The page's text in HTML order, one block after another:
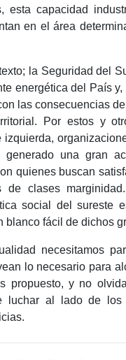
esta capacidad
en el área
la Seguridad del
energética del País
las consecuencias
Por estos y
generado una gran
quienes buscan
de clases
social del
blanco fácil de dichos
necesitamos
lo necesario para
propuesto, y no
luchar al lado de